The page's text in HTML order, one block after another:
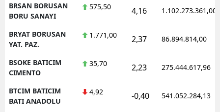
BRSAN BORUSAN
BORU SANAYI
575,50 4,16 1.102.273.361,00
BRYAT BORUSAN
YAT. PAZ.
1.771,00 2,37 86.894.814,00
BSOKE BATICIM
CIMENTO
35,70 2,23 275.444.617,96
BTCIM BATICIM
BATI ANADOLU
4,92 -0,40 541.052.284,13